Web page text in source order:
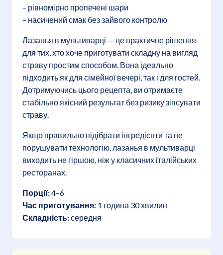
– рівномірно пропечені шари
– насичений смак без зайвого контролю
Лазанья в мультиварці — це практичне рішення
для тих, хто хоче приготувати складну на вигляд
страву простим способом. Вона ідеально
підходить як для сімейної вечері, так і для гостей.
Дотримуючись цього рецепта, ви отримаєте
стабільно якісний результат без ризику зіпсувати
страву.
Якщо правильно підібрати інгредієнти та не
порушувати технологію, лазанья в мультиварці
виходить не гіршою, ніж у класичних італійських
ресторанах.
Порції:4–6
Час приготування: 1 година 30 хвилин
Складність:середня